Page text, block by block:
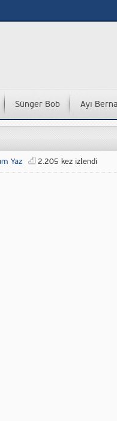
Sünger Bob Ayı
Yaz 2.205 kez izlendi